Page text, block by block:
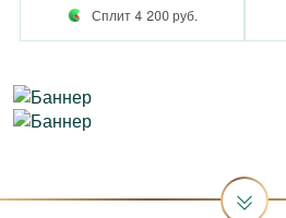
Сплит 4 200 руб.